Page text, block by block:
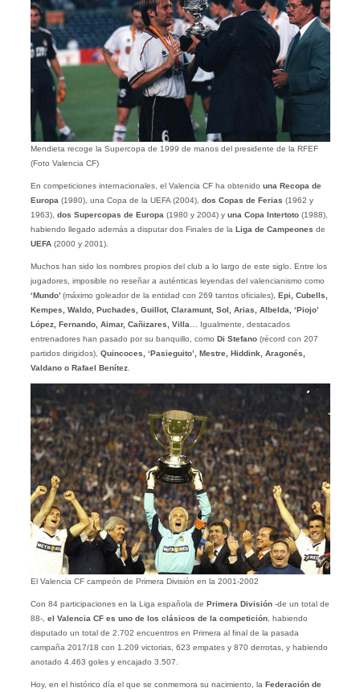
Mendieta recoge la Supercopa de 1999 de manos del presidente de la RFEF
(Foto Valencia CF)
En competiciones internacionales, el Valencia CF ha obtenido una Recopa de
Europa (1980), una Copa de la UEFA (2004), dos Copas de Ferias (1962 y
1963), dos Supercopas de Europa (1980 y 2004) y una Copa Intertoto(1988),
habiendo llegado además a disputar dos Finales de la Liga de Campeones de
UEFA(2000 y 2001).
Muchos han sido los nombres propios del club a lo largo de este siglo. Entre los
jugadores, imposible no reseñar a auténticas leyendas del valencianismo como
‘Mundo’ (máximo goleador de la entidad con 269 tantos oficiales), Epi, Cubells,
Kempes, Waldo, Puchades, Guillot, Claramunt, Sol, Arias, Albelda, ‘Piojo’
López, Fernando, Aimar, Cañizares, Villa … Igualmente, destacados
entrenadores han pasado por su banquillo, como Di Stefano(récord con 207
partidos dirigidos), Quincoces, ‘Pasieguito’, Mestre, Hiddink, Aragonés,
Valdano o Rafael Benítez.
El Valencia CF campeón de Primera División en la 2001-2002
Con 84 participaciones en la Liga española de Primera División-de un total de
88-, el Valencia CF es uno de los clásicos de la competición, habiendo
disputado un total de 2.702 encuentros en Primera al final de la pasada
campaña 2017/18 con 1.209 victorias, 623 empates y 870 derrotas, y habiendo
anotado 4.463 goles y encajado 3.507.
Hoy, en el histórico día el que se conmemora su nacimiento, la Federación de